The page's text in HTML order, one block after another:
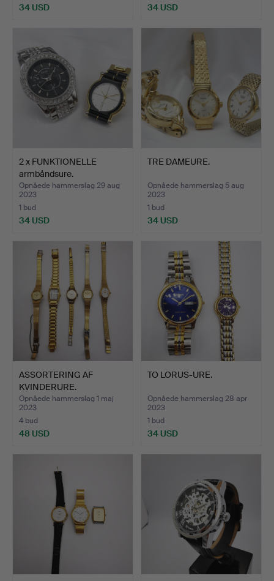
34 USD 34 USD
2 x FUNKTIONELLE
armbåndsure.
Opnåede hammerslag 29 aug
2023
1 bud
34 USD
TRE DAMEURE.
Opnåede hammerslag 5 aug
2023
1 bud
34 USD
ASSORTERING AF
KVINDERURE.
Opnåede hammerslag 1 maj
2023
4 bud
48 USD
TO LORUS-URE.
Opnåede hammerslag 28 apr
2023
1 bud
34 USD